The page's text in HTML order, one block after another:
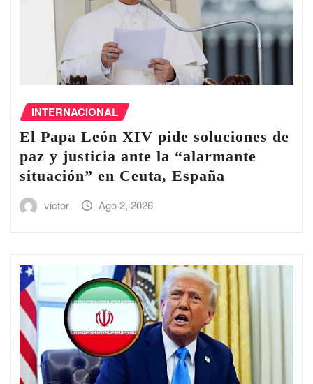
INTERNACIONAL
El Papa León XIV pide soluciones de
paz y justicia ante la “alarmante
situación” en Ceuta, España
victor Ago 2, 2026